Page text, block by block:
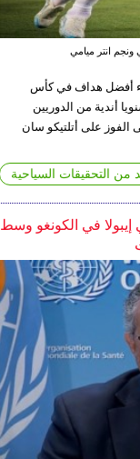
ونجم انتر ميامي
أفضل هداف في كأس
أندية من الدوريين
الفوز على أتلتيكو سان
من التحقيقات السياحية
في الكونغو وسط